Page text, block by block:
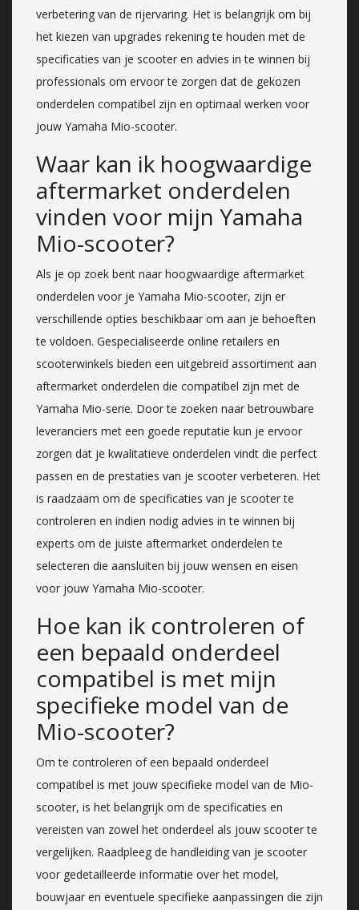
verbetering van de rijervaring. Het is belangrijk om bij
het kiezen van upgrades rekening te houden met de
specificaties van je scooter en advies in te winnen bij
professionals om ervoor te zorgen dat de gekozen
onderdelen compatibel zijn en optimaal werken voor
jouw Yamaha Mio-scooter.
Waar kan ik hoogwaardige
aftermarket onderdelen
vinden voor mijn Yamaha
Mio-scooter?
Als je op zoek bent naar hoogwaardige aftermarket
onderdelen voor je Yamaha Mio-scooter, zijn er
verschillende opties beschikbaar om aan je behoeften
te voldoen. Gespecialiseerde online retailers en
scooterwinkels bieden een uitgebreid assortiment aan
aftermarket onderdelen die compatibel zijn met de
Yamaha Mio-serie. Door te zoeken naar betrouwbare
leveranciers met een goede reputatie kun je ervoor
zorgen dat je kwalitatieve onderdelen vindt die perfect
passen en de prestaties van je scooter verbeteren. Het
is raadzaam om de specificaties van je scooter te
controleren en indien nodig advies in te winnen bij
experts om de juiste aftermarket onderdelen te
selecteren die aansluiten bij jouw wensen en eisen
voor jouw Yamaha Mio-scooter.
Hoe kan ik controleren of
een bepaald onderdeel
compatibel is met mijn
specifieke model van de
Mio-scooter?
Om te controleren of een bepaald onderdeel
compatibel is met jouw specifieke model van de Mio-
scooter, is het belangrijk om de specificaties en
vereisten van zowel het onderdeel als jouw scooter te
vergelijken. Raadpleeg de handleiding van je scooter
voor gedetailleerde informatie over het model,
bouwjaar en eventuele specifieke aanpassingen die zijn